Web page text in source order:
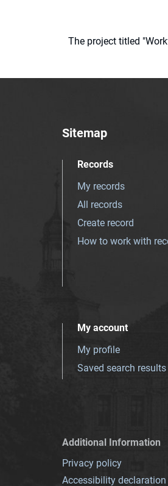
The project titled
Sitemap
Records
My records
All records
Create record
How to work with
My account
My profile
Saved search results
Additional Information
Privacy policy
Accessibility declaration